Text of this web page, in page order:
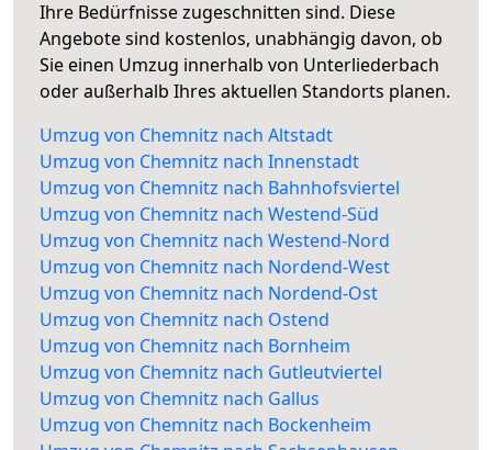
Ihre Bedürfnisse zugeschnitten sind. Diese
Angebote sind kostenlos, unabhängig davon, ob
Sie einen Umzug innerhalb von Unterliederbach
oder außerhalb Ihres aktuellen Standorts planen.
Umzug von Chemnitz nach Altstadt
Umzug von Chemnitz nach Innenstadt
Umzug von Chemnitz nach Bahnhofsviertel
Umzug von Chemnitz nach Westend-Süd
Umzug von Chemnitz nach Westend-Nord
Umzug von Chemnitz nach Nordend-West
Umzug von Chemnitz nach Nordend-Ost
Umzug von Chemnitz nach Ostend
Umzug von Chemnitz nach Bornheim
Umzug von Chemnitz nach Gutleutviertel
Umzug von Chemnitz nach Gallus
Umzug von Chemnitz nach Bockenheim